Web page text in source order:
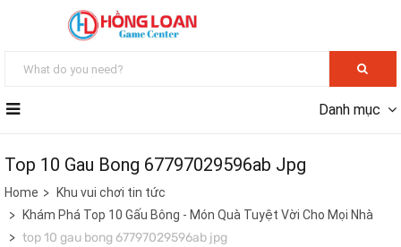
Danh mục
Top 10 Gau Bong 67797029596ab Jpg
Home
Khu vui chơi tin tức
Khám Phá Top 10 Gấu Bông - Món Quà Tuyệt Vời Cho Mọi Nhà
top 10 gau bong 67797029596ab jpg